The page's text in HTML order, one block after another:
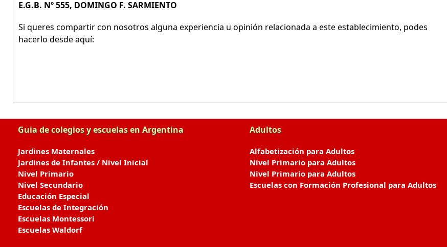
E.G.B. Nº 555, DOMINGO F. SARMIENTO
Si queres compartir con nosotros alguna experiencia u opinión relacionada a este establecimiento, podes
hacerlo desde aquí:
Guia de colegios y escuelas en Argentina
Jardines Maternales
Jardines de Infantes / Nivel Inicial
Nivel Primario
Nivel Secundario
Educación Especial
Escuelas de Integración
Escuelas Montessori
Escuelas Waldorf
Adultos
Alfabetización para Adultos
Nivel Primario para Adultos
Nivel Primario para Adultos
Escuelas con Formación Profesional para Adultos